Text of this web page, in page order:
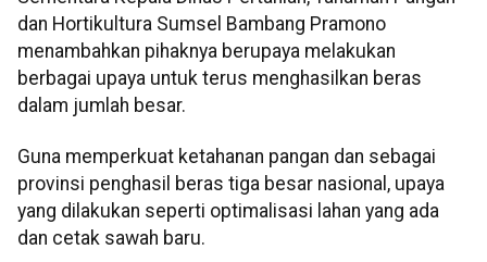
dan Hortikultura Sumsel Bambang Pramono
menambahkan pihaknya berupaya melakukan
berbagai upaya untuk terus menghasilkan beras
dalam jumlah besar.
Guna memperkuat ketahanan pangan dan sebagai
provinsi penghasil beras tiga besar nasional, upaya
yang dilakukan seperti optimalisasi lahan yang ada
dan cetak sawah baru.